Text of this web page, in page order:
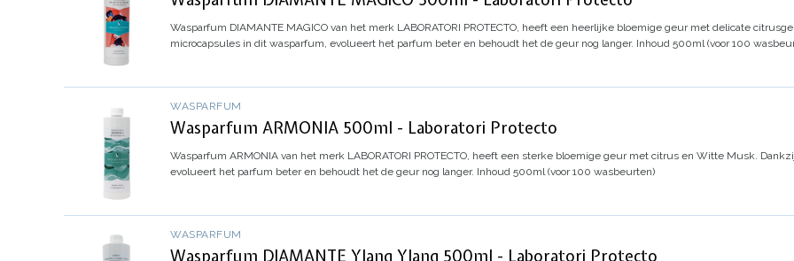
Wasparfum DIAMANTE MAGICO van het merk LABORATORI PROTECTO, heeft een heerlijke bloemige geur met delicate
microcapsules in dit wasparfum, evolueert het parfum beter en behoudt het de geur nog langer. Inhoud 500ml (voor 100
WASPARFUM
Wasparfum ARMONIA 500ml - Laboratori Protecto
Wasparfum ARMONIA van het merk LABORATORI PROTECTO, heeft een sterke bloemige geur met citrus en Witte Musk.
evolueert het parfum beter en behoudt het de geur nog langer. Inhoud 500ml (voor 100 wasbeurten)
WASPARFUM
Wasparfum DIAMANTE Ylang Ylang 500ml - Laboratori Protecto